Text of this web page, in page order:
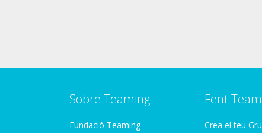
Sobre Teaming
Fundació Teaming
Fent
Crea el teu